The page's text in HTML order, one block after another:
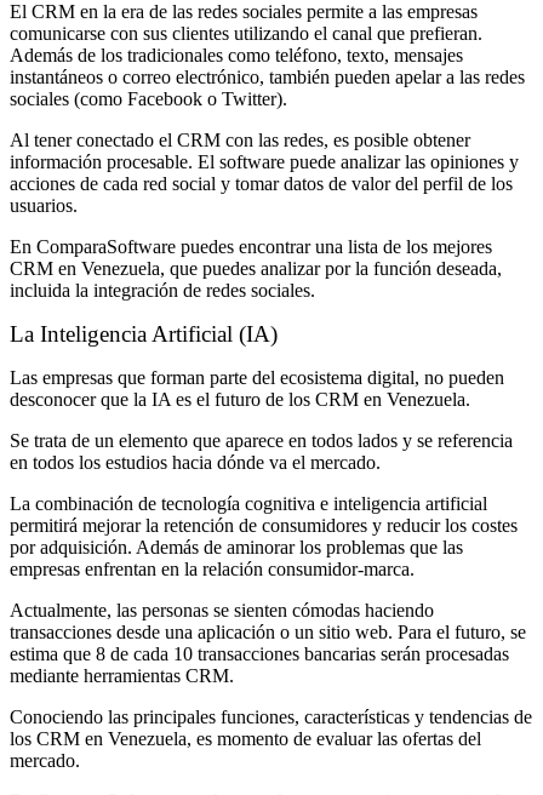
El CRM en la era de las redes sociales permite a las empresas
comunicarse con sus clientes utilizando el canal que prefieran.
Además de los tradicionales como teléfono, texto, mensajes
instantáneos o correo electrónico, también pueden apelar a las redes
sociales (como Facebook o Twitter).
Al tener conectado el CRM con las redes, es posible obtener
información procesable. El software puede analizar las opiniones y
acciones de cada red social y tomar datos de valor del perfil de los
usuarios.
En ComparaSoftware puedes encontrar una lista de los mejores
CRM en Venezuela, que puedes analizar por la función deseada,
incluida la integración de redes sociales.
La Inteligencia Artificial (IA)
Las empresas que forman parte del ecosistema digital, no pueden
desconocer que la IA es el futuro de los CRM en Venezuela.
Se trata de un elemento que aparece en todos lados y se referencia
en todos los estudios hacia dónde va el mercado.
La combinación de tecnología cognitiva e inteligencia artificial
permitirá mejorar la retención de consumidores y reducir los costes
por adquisición. Además de aminorar los problemas que las
empresas enfrentan en la relación consumidor-marca.
Actualmente, las personas se sienten cómodas haciendo
transacciones desde una aplicación o un sitio web. Para el futuro, se
estima que 8 de cada 10 transacciones bancarias serán procesadas
mediante herramientas CRM.
Conociendo las principales funciones, características y tendencias de
los CRM en Venezuela, es momento de evaluar las ofertas del
mercado.